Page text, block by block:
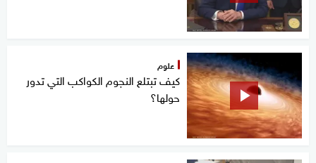
علوم
كيف تبتلع النجوم الكواكب التي تدور
حولها؟